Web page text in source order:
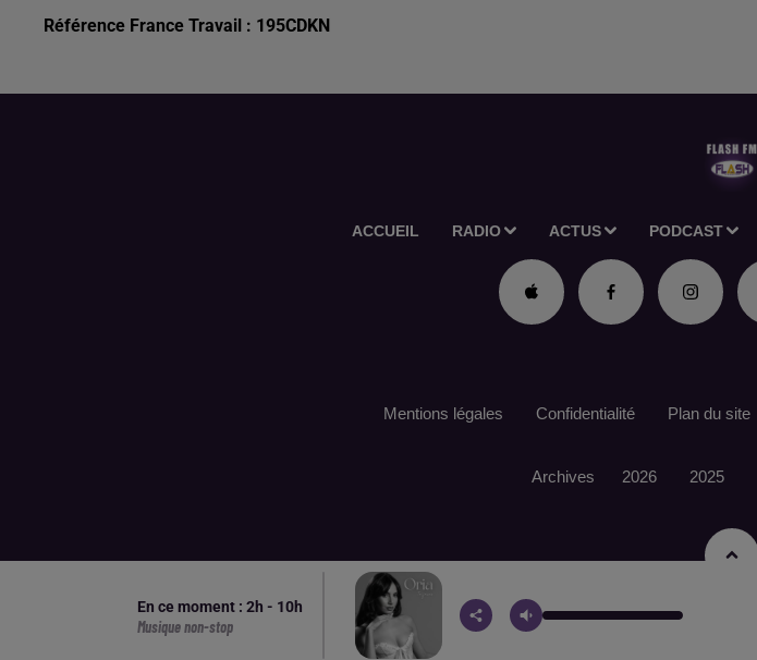
Référence France Travail : 195CDKN
ACCUEIL RADIO ACTUS PODCAST
En ce moment : 2h - 10h
Musique non-stop
Mentions légales Confidentialité Plan du site
Archives 2026 2025